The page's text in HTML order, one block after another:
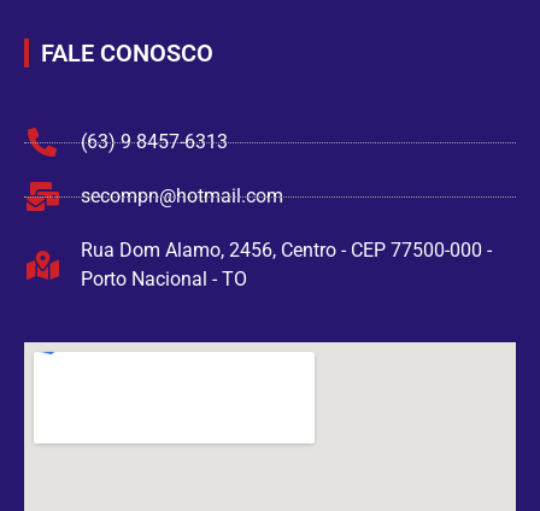
FALE CONOSCO
(63) 9 8457-6313
secompn@hotmail.com
Rua Dom Alamo, 2456, Centro - CEP 77500-000 -
Porto Nacional - TO